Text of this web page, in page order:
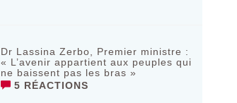
Dr Lassina Zerbo, Premier ministre :
« L’avenir appartient aux peuples qui
ne baissent pas les bras »
5 RÉACTIONS